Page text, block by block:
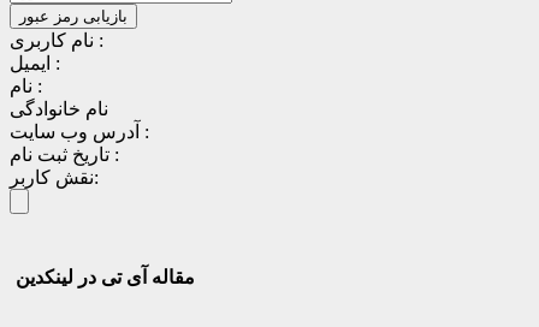
نام کاربری :
ایمیل :
نام :
نام خانوادگی
آدرس وب سایت :
تاریخ ثبت نام :
نقش کاربر:
مقاله آی تی در لینکدین